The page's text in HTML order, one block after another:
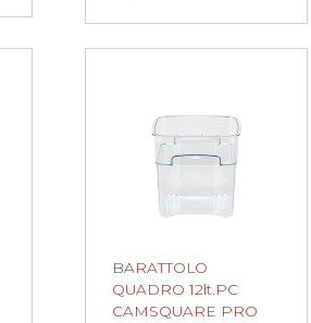
BARATTOLO
QUADRO 12lt.PC
CAMSQUARE PRO